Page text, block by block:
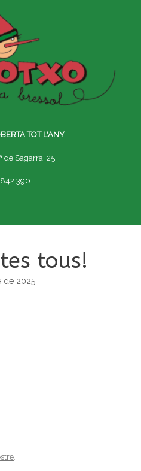
TOT L'ANY
de Sagarra, 25
390
tous!
de 2025
.